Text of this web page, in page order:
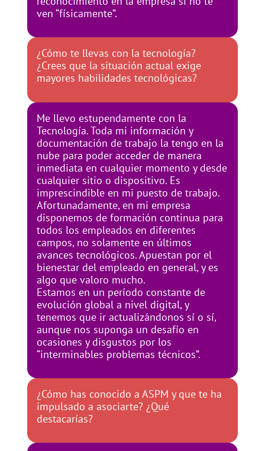
ven “físicamente”.
¿Cómo te llevas con la tecnología?
¿Crees que la situación actual exige
mayores habilidades tecnológicas?
Me llevo estupendamente con la
Tecnología. Toda mi información y
documentación de trabajo la tengo en la
nube para poder acceder de manera
inmediata en cualquier momento y desde
cualquier sitio o dispositivo. Es
imprescindible en mi puesto de trabajo.
Afortunadamente, en mi empresa
disponemos de formación continua para
todos los empleados en diferentes
campos, no solamente en últimos
avances tecnológicos. Apuestan por el
bienestar del empleado en general, y es
algo que valoro mucho.
Estamos en un período constante de
evolución global a nivel digital, y
tenemos que ir actualizándonos sí o sí,
aunque nos suponga un desafío en
ocasiones y disgustos por los
“interminables problemas técnicos”.
¿Cómo has conocido a ASPM y que te ha
impulsado a asociarte? ¿Qué
destacarías?